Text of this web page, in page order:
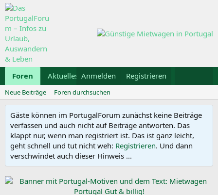
Foren Aktuelles Galerie Kalender
Anmelden Registrieren
Neue Beiträge Foren durchsuchen
Gäste können im PortugalForum zunächst keine Beiträge
verfassen und auch nicht auf Beiträge antworten. Das
klappt nur, wenn man registriert ist. Das ist ganz leicht,
geht schnell und tut nicht weh: Registrieren. Und dann
verschwindet auch dieser Hinweis ...